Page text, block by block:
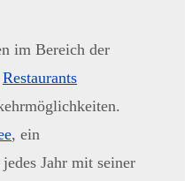
im Bereich der
Restaurants
, ein
Jahr mit seiner